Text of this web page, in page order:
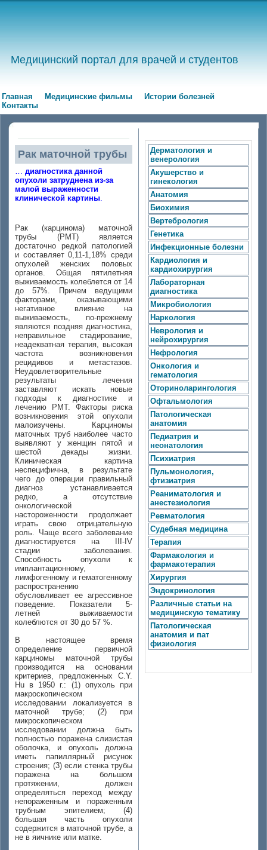
Медицинский портал для врачей и студентов
Главная Медицинские фильмы
Истории болезней
Контакты
Рак маточной трубы
… диагностика данной
опухоли затруднена из-за
малой выраженности
клинической картины.
Рак (карцинома) маточной
трубы (РМТ) является
достаточно редкой патологией
и составляет 0,11-1,18% среди
опухолей женских половых
органов. Общая пятилетняя
выживаемость колеблется от 14
до 57%. Причем ведущими
факторами, оказывающими
негативное влияние на
выживаемость, по-прежнему
являются поздняя диагностика,
неправильное стадирование,
неадекватная терапия, высокая
частота возникновения
рецидивов и метастазов.
Неудовлетворительные
результаты лечения
заставляют искать новые
подходы к диагностике и
лечению РМТ. Факторы риска
возникновения этой опухоли
малоизучены. Карциномы
маточных труб наиболее часто
выявляют у женщин пятой и
шестой декады жизни.
Клиническая картина
неспецифична, в результате
чего до операции правильный
диагноз устанавливается
редко, а отсутствие
онкологической
настороженности продолжает
играть свою отрицательную
роль. Чаще всего заболевание
диагностируется на III-IV
стадии заболевания.
Способность опухоли к
имплантационному,
лимфогенному и гематогенному
распространению
обусловливает ее агрессивное
поведение. Показатели 5-
летней выживаемости
колеблются от 30 до 57 %.
В настоящее время
определение первичной
карциномы маточной трубы
производится на основании
критериев, предложенных C.Y.
Hu в 1950 г.: (1) опухоль при
макроскопическом
исследовании локализуется в
маточной трубе; (2) при
микроскопическом
исследовании должна быть
полностью поражена слизистая
оболочка, и опухоль должна
иметь папиллярный рисунок
строения; (3) если стенка трубы
поражена на большом
протяжении, должен
определяться переход между
непораженным и пораженным
трубным эпителием; (4)
большая часть опухоли
содержится в маточной трубе, а
не в яичнике или матке.
Дерматология и
венерология
Акушерство и
гинекология
Анатомия
Биохимия
Вертебрология
Генетика
Инфекционные болезни
Кардиология и
кардиохирургия
Лабораторная
диагностика
Микробиология
Наркология
Неврология и
нейрохирургия
Нефрология
Онкология и
гематология
Оториноларингология
Офтальмология
Патологическая
анатомия
Педиатрия и
неонатология
Психиатрия
Пульмонология,
фтизиатрия
Реаниматология и
анестезиология
Ревматология
Судебная медицина
Терапия
Фармакология и
фармакотерапия
Хирургия
Эндокринология
Различные статьи на
медицинскую тематику
Патологическая
анатомия и пат
физиология